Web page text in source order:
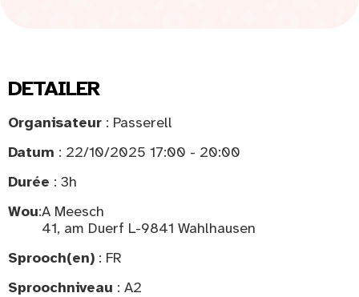
DETAILER
Organisateur : Passerell
Datum : 22/10/2025 17:00 - 20:00
Durée : 3h
Wou:A Meesch
41, am Duerf L-9841 Wahlhausen
Sprooch(en) : FR
Sproochniveau : A2